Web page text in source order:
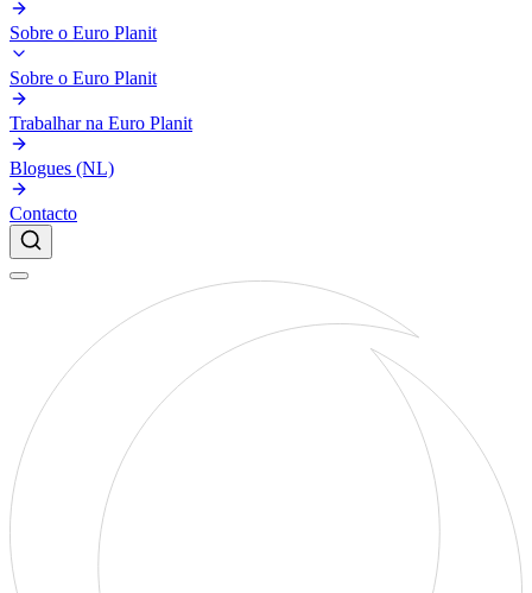
Sobre o Euro Planit
Sobre o Euro Planit
Trabalhar na Euro Planit
Blogues (NL)
Contacto